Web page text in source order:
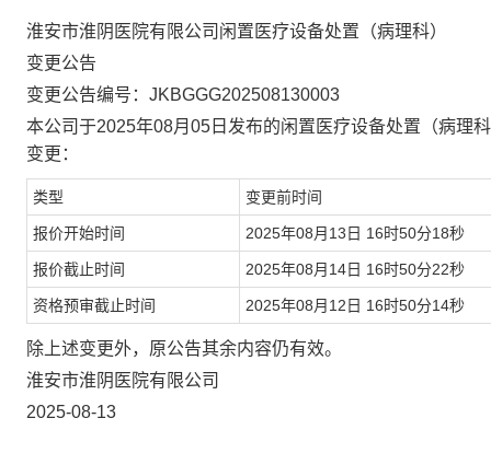
淮安市淮阴医院有限公司闲置医疗设备处置（病理科）
变更公告
变更公告编号：JKBGGG202508130003
本公司于2025年08月05日发布的闲置医疗设备处置（病理
变更：
类型 变更前时间
报价开始时间 2025年08月13日 16时50分18秒
报价截止时间 2025年08月14日 16时50分22秒
资格预审截止时间 2025年08月12日 16时50分14秒
除上述变更外，原公告其余内容仍有效。
淮安市淮阴医院有限公司
2025-08-13